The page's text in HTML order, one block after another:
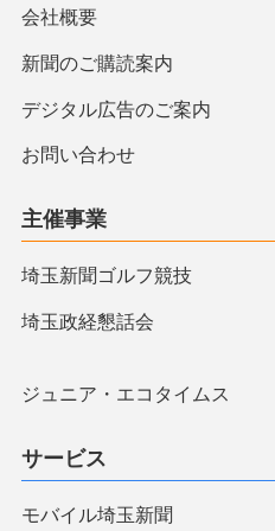
会社概要
新聞のご購読案内
デジタル広告のご案内
お問い合わせ
主催事業
埼玉新聞ゴルフ競技
埼玉政経懇話会
ジュニア・エコタイムス
サービス
モバイル埼玉新聞